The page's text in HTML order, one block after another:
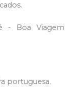
- Boa Viagem
portuguesa.